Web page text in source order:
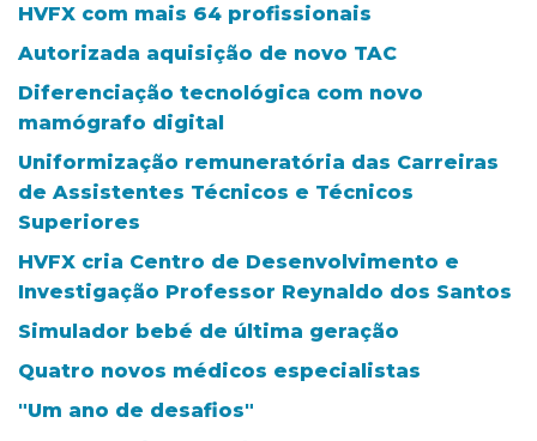
HVFX com mais 64 profissionais
Autorizada aquisição de novo TAC
Diferenciação tecnológica com novo
mamógrafo digital
Uniformização remuneratória das Carreiras
de Assistentes Técnicos e Técnicos
Superiores
HVFX cria Centro de Desenvolvimento e
Investigação Professor Reynaldo dos Santos
Simulador bebé de última geração
Quatro novos médicos especialistas
"Um ano de desafios"